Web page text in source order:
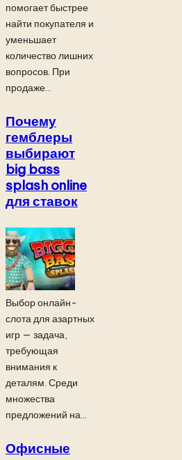
помогает быстрее
найти покупателя и
уменьшает
количество лишних
вопросов. При
продаже...
Почему
гемблеры
выбирают
big bass
splash online
для ставок
Выбор онлайн-
слота для азартных
игр — задача,
требующая
внимания к
деталям. Среди
множества
предложений на...
Офисные